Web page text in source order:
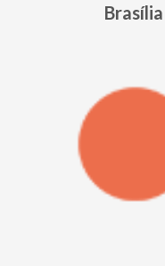
Brasília